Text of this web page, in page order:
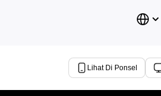
Lihat Di Ponsel